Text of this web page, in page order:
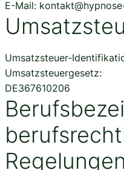
E-Mail:
Umsatzsteuer-
Umsatzsteuergesetz:
DE367610206
Regelungen